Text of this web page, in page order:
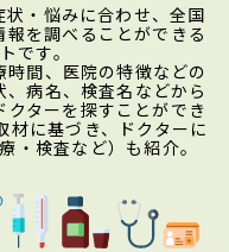
状・悩みに合わせ、全国
を調べることができる
です。
間、医院の特徴などの
病名、検査名などから
ターを探すことができ
材に基づき、ドクターに
・検査など）も紹介。